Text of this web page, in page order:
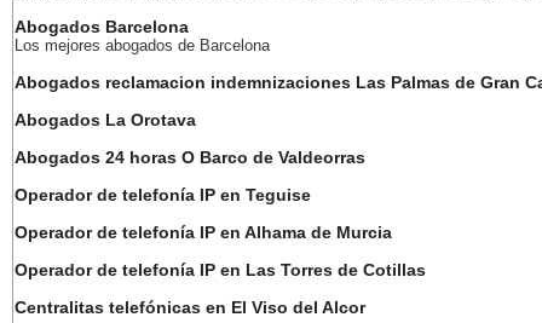
Abogados Barcelona
Los mejores abogados de Barcelona
Abogados reclamacion indemnizaciones Las Palmas de Gran
Abogados La Orotava
Abogados 24 horas O Barco de Valdeorras
Operador de telefonía IP en Teguise
Operador de telefonía IP en Alhama de Murcia
Operador de telefonía IP en Las Torres de Cotillas
Centralitas telefónicas en El Viso del Alcor